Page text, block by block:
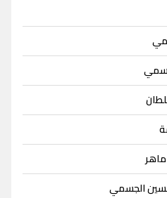
الجسمي